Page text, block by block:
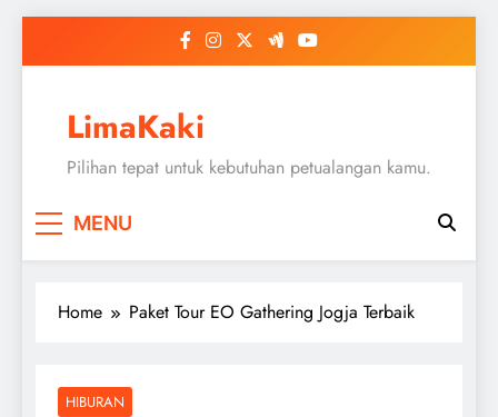
LimaKaki
Pilihan tepat untuk kebutuhan petualangan kamu.
MENU
Home Paket Tour EO Gathering Jogja Terbaik
HIBURAN